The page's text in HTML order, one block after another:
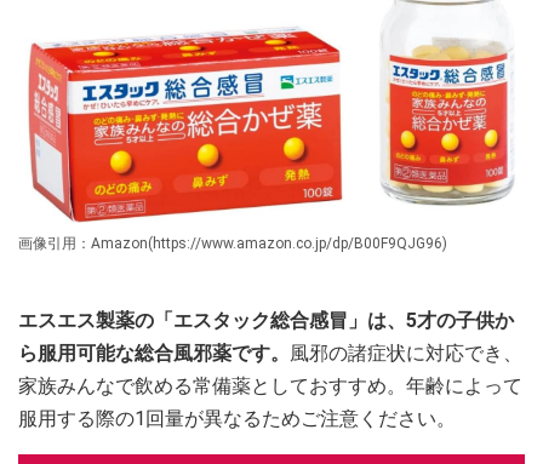
画像引用：Amazon(https://www.amazon.co.jp/dp/B00F9QJG96)
エスエス製薬の「エスタック総合感冒」は、5才の子供か
ら服用可能な総合風邪薬です。
風邪の諸症状に対応でき、
家族みんなで飲める常備薬としておすすめ。年齢によって
服用する際の1回量が異なるためご注意ください。